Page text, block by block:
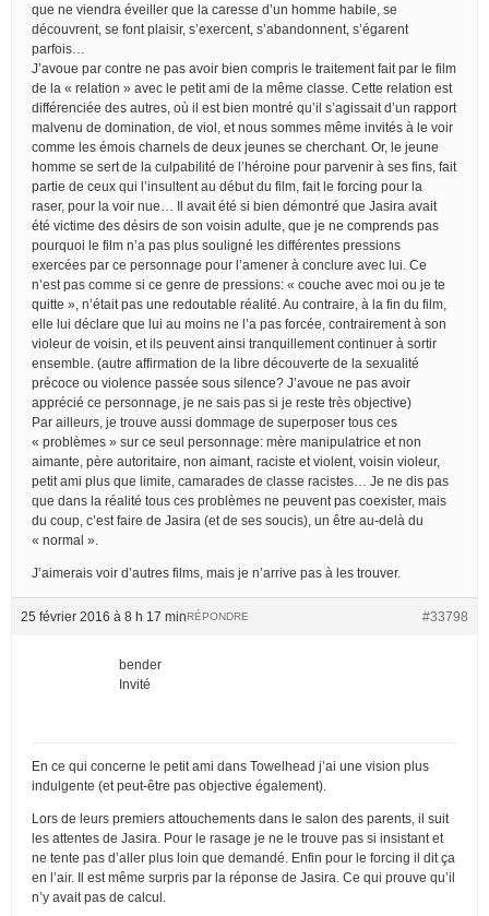
que ne viendra éveiller que la caresse d’un homme habile, se
découvrent, se font plaisir, s’exercent, s’abandonnent, s’égarent
parfois…
J’avoue par contre ne pas avoir bien compris le traitement fait par le film
de la « relation » avec le petit ami de la même classe. Cette relation est
différenciée des autres, où il est bien montré qu’il s’agissait d’un rapport
malvenu de domination, de viol, et nous sommes même invités à le voir
comme les émois charnels de deux jeunes se cherchant. Or, le jeune
homme se sert de la culpabilité de l’héroine pour parvenir à ses fins, fait
partie de ceux qui l’insultent au début du film, fait le forcing pour la
raser, pour la voir nue… Il avait été si bien démontré que Jasira avait
été victime des désirs de son voisin adulte, que je ne comprends pas
pourquoi le film n’a pas plus souligné les différentes pressions
exercées par ce personnage pour l’amener à conclure avec lui. Ce
n’est pas comme si ce genre de pressions: « couche avec moi ou je te
quitte », n’était pas une redoutable réalité. Au contraire, à la fin du film,
elle lui déclare que lui au moins ne l’a pas forcée, contrairement à son
violeur de voisin, et ils peuvent ainsi tranquillement continuer à sortir
ensemble. (autre affirmation de la libre découverte de la sexualité
précoce ou violence passée sous silence? J’avoue ne pas avoir
apprécié ce personnage, je ne sais pas si je reste très objective)
Par ailleurs, je trouve aussi dommage de superposer tous ces
« problèmes » sur ce seul personnage: mère manipulatrice et non
aimante, père autoritaire, non aimant, raciste et violent, voisin violeur,
petit ami plus que limite, camarades de classe racistes… Je ne dis pas
que dans la réalité tous ces problèmes ne peuvent pas coexister, mais
du coup, c’est faire de Jasira (et de ses soucis), un être au-delà du
« normal ».
J’aimerais voir d’autres films, mais je n’arrive pas à les trouver.
25 février 2016 à 8 h 17 min #33798
RÉPONDRE
bender
Invité
En ce qui concerne le petit ami dans Towelhead j’ai une vision plus
indulgente (et peut-être pas objective également).
Lors de leurs premiers attouchements dans le salon des parents, il suit
les attentes de Jasira. Pour le rasage je ne le trouve pas si insistant et
ne tente pas d’aller plus loin que demandé. Enfin pour le forcing il dit ça
en l’air. Il est même surpris par la réponse de Jasira. Ce qui prouve qu’il
n’y avait pas de calcul.